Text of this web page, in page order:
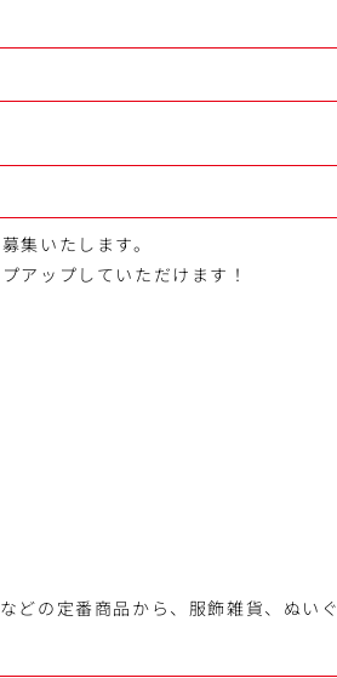
集いたします。
アップしていただけます！
どの定番商品から、服飾雑貨、ぬいぐ